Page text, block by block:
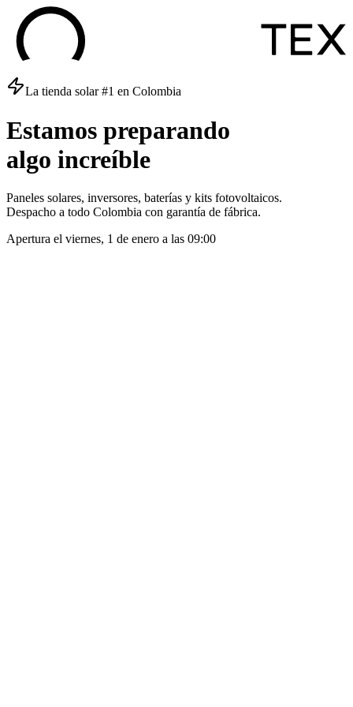
La tienda solar #1 en Colombia
Estamos preparando
algo increíble
Paneles solares, inversores, baterías y kits fotovoltaicos.
Despacho a todo Colombia con garantía de fábrica.
Apertura el viernes, 1 de enero a las 09:00